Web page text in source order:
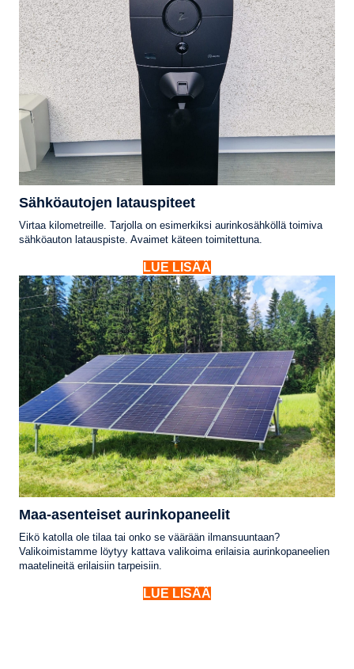
Sähköautojen latauspiteet
Virtaa kilometreille. Tarjolla on esimerkiksi aurinkosähköllä toimiva
sähköauton latauspiste. Avaimet käteen toimitettuna.
LUE LISÄÄ
Maa-asenteiset aurinkopaneelit
Eikö katolla ole tilaa tai onko se väärään ilmansuuntaan?
Valikoimistamme löytyy kattava valikoima erilaisia aurinkopaneelien
maatelineitä erilaisiin tarpeisiin.
LUE LISÄÄ